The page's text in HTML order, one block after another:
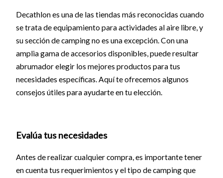
Decathlon es una de las tiendas más reconocidas cuando
se trata de equipamiento para actividades al aire libre, y
su sección de camping no es una excepción. Con una
amplia gama de accesorios disponibles, puede resultar
abrumador elegir los mejores productos para tus
necesidades específicas. Aquí te ofrecemos algunos
consejos útiles para ayudarte en tu elección.
Evalúa tus necesidades
Antes de realizar cualquier compra, es importante tener
en cuenta tus requerimientos y el tipo de camping que